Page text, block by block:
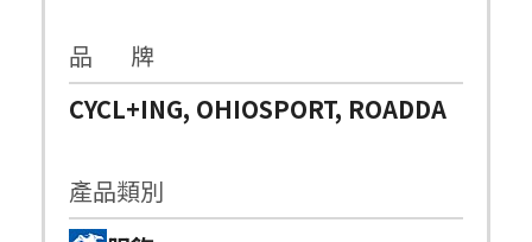
品 牌
CYCL+ING, OHIOSPORT, ROADDA
產品類別